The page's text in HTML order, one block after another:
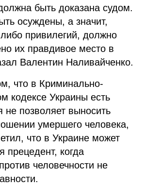
быть доказана судом.
осуждены, а значит,
привилегий, должно
их правдивое место в
Валентин Наливайченко.
что в Криминально-
кодексе Украины есть
не позволяет выносить
умершего человека,
что в Украине может
прецедент, когда
человечности не